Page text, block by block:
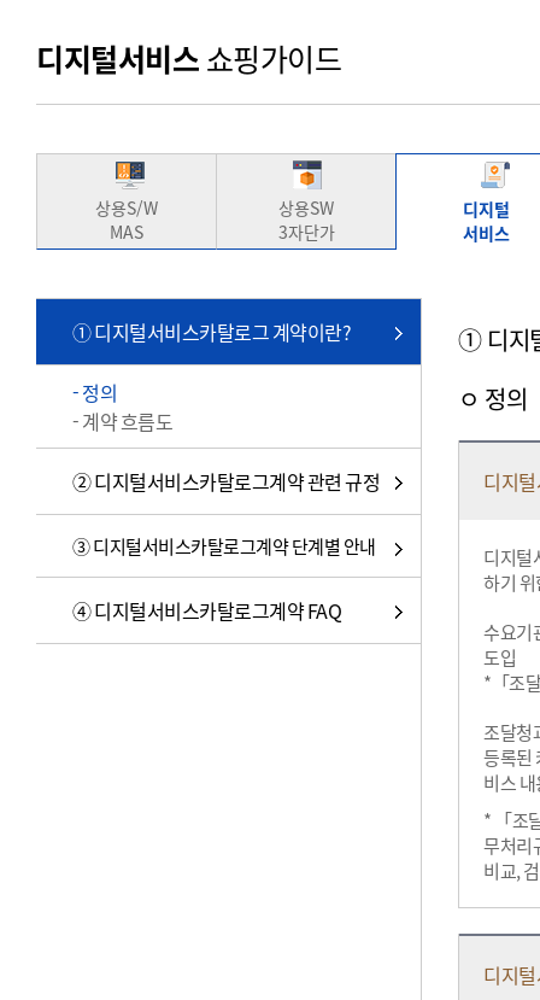
디지털서비스쇼핑가이드
상용S/W
MAS
상용SW
3자단가
디지털
서비스
① 디지털서비스카탈로그 계약이란?
- 정의
- 계약 흐름도
② 디지털서비스카탈로그계약 관련 규정
③ 디지털서비스카탈로그계약 단계별 안내
④ 디지털서비스카탈로그계약 FAQ
① 디지
ㅇ 정의
디지
디지털
하기
수요기
도입
*「조
조달청
등록된
비스
* 「조
무처리
비교,
디지